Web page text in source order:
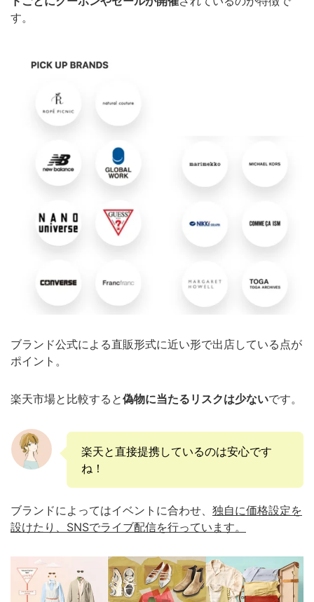
す。
ブランド公式による直販形式に近い形で出店している点が
ポイント。
楽天市場と比較すると偽物に当たるリスクは少ないです。
楽天と直接提携しているのは安心です
ね！
ブランドによってはイベントに合わせ、 独自に価格設定を
設けたり、SNSでライブ配信を行っています。